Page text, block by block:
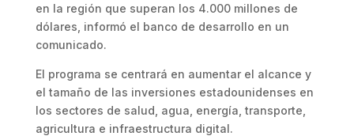
en la región que superan los 4.000 millones de
dólares, informó el banco de desarrollo en un
comunicado.
El programa se centrará en aumentar el alcance y
el tamaño de las inversiones estadounidenses en
los sectores de salud, agua, energía, transporte,
agricultura e infraestructura digital.